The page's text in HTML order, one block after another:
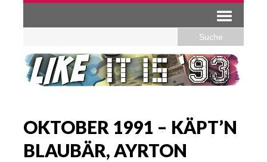
OKTOBER 1991 – KÄPT’N
BLAUBÄR, AYRTON